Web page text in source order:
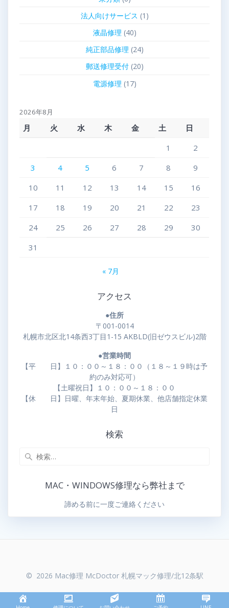
法人向けサービス (1)
液晶修理 (40)
純正部品修理 (24)
郵送修理受付(20)
電源修理 (17)
2026年8月
月 火 水 木 金 土
日
1
2
3
4 5 6 7 8
9
10
11 12 13 14 15
16
17
18 19 20 21 22
23
24
25 26 27 28 29
30
31
« 7月
アクセス
●住所
〒001-0014
札幌市北区北14条西3丁目1-15 AKBLD(旧ゼウスビル)2階
●営業時間
【平 日】１０：００～１８：００（１８～１９時は予
約のみ対応可）
【土曜祝日】１０：００～１８：００
【休 日】日曜、年末年始、夏期休業、他店舗指定休業
日
検索
MAC・WINDOWS修理なら弊社まで
諦める前に一度ご連絡ください
© 2026 Mac修理 McDoctor 札幌マック修理/北12条駅